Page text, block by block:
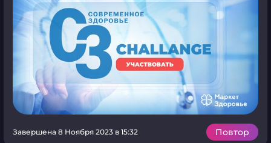
Завершена 8 Ноября 2023 в 15:32 Повтор